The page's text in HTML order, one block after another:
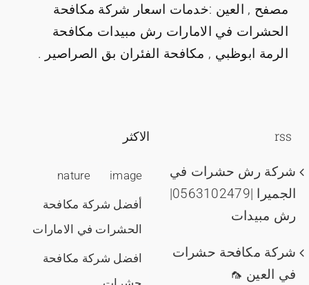
مصفح , العين :خدمات اسعار شركة مكافحة
الحشرات في الامارات رش مبيدات مكافحة
الرمة ابوظبي , مكافحة الفئران بق الصراصير .
rss
شركة رش حشرات في
الجميرا |0563102479|
رش مبيدات
شركة مكافحة حشرات
في العين 🦟
الاكثر
image
nature
أفضل شركة مكافحة
الحشرات في الامارات
افضل شركة مكافحة